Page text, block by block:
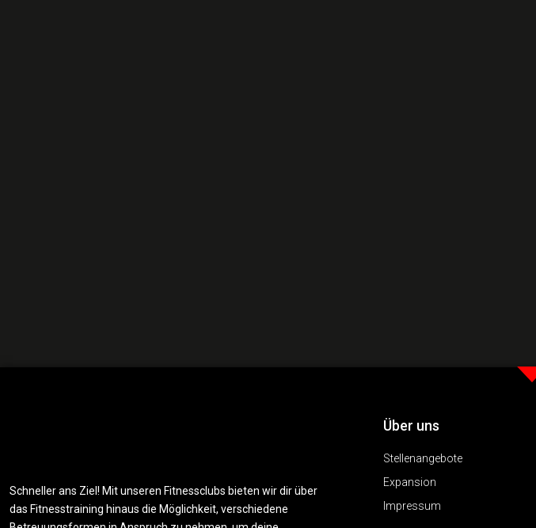
Schneller ans Ziel! Mit unseren Fitnessclubs bieten wir dir über
das Fitnesstraining hinaus die Möglichkeit, verschiedene
Über uns
Stellenangebote
Expansion
Impressum